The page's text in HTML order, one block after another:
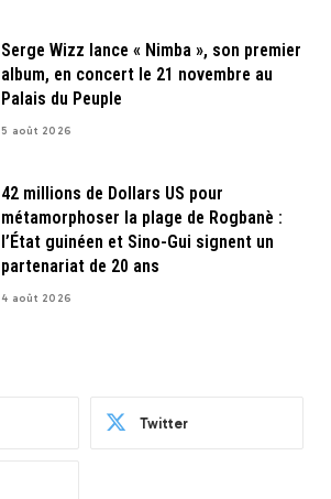
Serge Wizz lance « Nimba », son premier
album, en concert le 21 novembre au
Palais du Peuple
5 août 2026
42 millions de Dollars US pour
métamorphoser la plage de Rogbanè :
l’État guinéen et Sino-Gui signent un
partenariat de 20 ans
4 août 2026
Twitter